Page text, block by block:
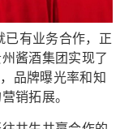
有业务合作，正
酱酒集团实现了
品牌曝光率和知
销拓展。